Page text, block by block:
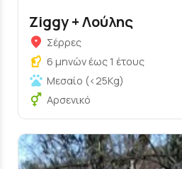
Ziggy + Λούλης
Σέρρες
6 μηνών έως 1 έτους
Μεσαίο (<25Kg)
Αρσενικό